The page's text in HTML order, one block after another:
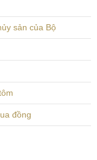
sản của Bộ
đồng